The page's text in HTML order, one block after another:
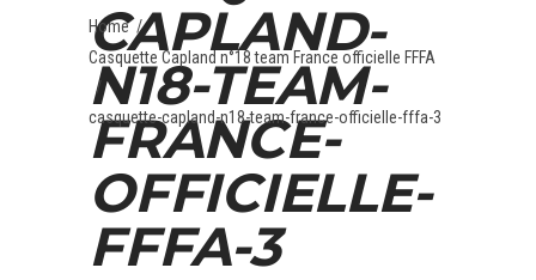
Home/
Casquette Capland n°18 team France officielle FFFA
/
casquette-capland-n18-team-france-officielle-fffa-3
CAPLAND-
N18-TEAM-
FRANCE-
OFFICIELLE-
FFFA-3